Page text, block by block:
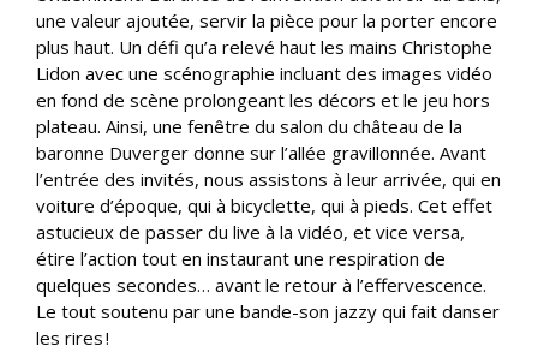
une valeur ajoutée, servir la pièce pour la porter encore
plus haut. Un défi qu’a relevé haut les mains Christophe
Lidon avec une scénographie incluant des images vidéo
en fond de scène prolongeant les décors et le jeu hors
plateau. Ainsi, une fenêtre du salon du château de la
baronne Duverger donne sur l’allée gravillonnée. Avant
l’entrée des invités, nous assistons à leur arrivée, qui en
voiture d’époque, qui à bicyclette, qui à pieds. Cet effet
astucieux de passer du live à la vidéo, et vice versa,
étire l’action tout en instaurant une respiration de
quelques secondes… avant le retour à l’effervescence.
Le tout soutenu par une bande-son jazzy qui fait danser
les rires !